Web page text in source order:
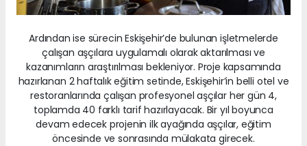
Ardından ise sürecin Eskişehir’de bulunan işletmelerde
çalışan aşçılara uygulamalı olarak aktarılması ve
kazanımların araştırılması bekleniyor. Proje kapsamında
hazırlanan 2 haftalık eğitim setinde, Eskişehir’in belli otel ve
restoranlarında çalışan profesyonel aşçılar her gün 4,
toplamda 40 farklı tarif hazırlayacak. Bir yıl boyunca
devam edecek projenin ilk ayağında aşçılar, eğitim
öncesinde ve sonrasında mülakata girecek.